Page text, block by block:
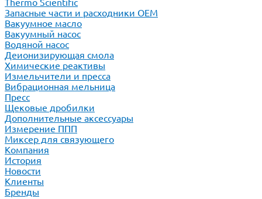
Thermo Scientific
Запасные части и расходники ОЕМ
Вакуумное масло
Вакуумный насос
Водяной насос
Деионизирующая смола
Химические реактивы
Измельчители и пресса
Вибрационная мельница
Пресс
Щековые дробилки
Дополнительные аксессуары
Измерение ППП
Миксер для связующего
Компания
История
Новости
Клиенты
Бренды